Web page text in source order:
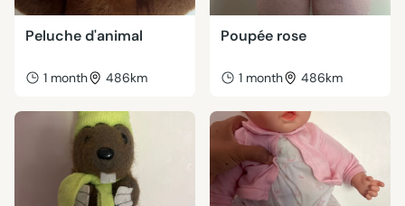
Peluche d'animal
1 month 486km
Poupée rose
1 month 486km